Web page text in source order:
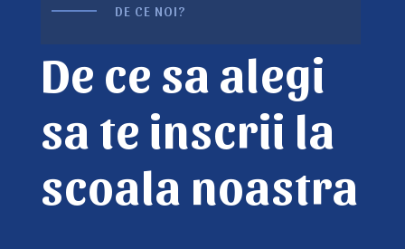
DE CE NOI?
De ce sa alegi
sa te inscrii la
scoala noastra